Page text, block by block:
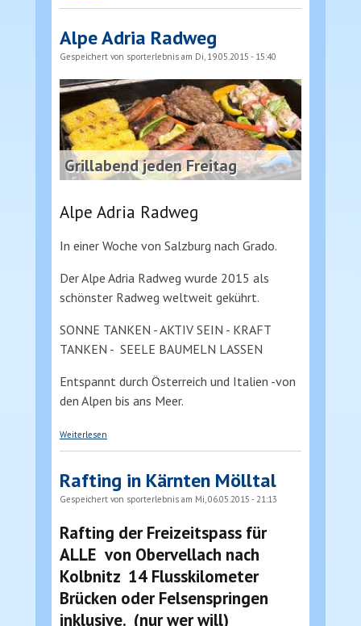
Alpe Adria Radweg
Gespeichert von sporterlebnis am Di, 19.05.2015 - 15:40
Grillabend jeden Freitag
Alpe Adria Radweg
In einer Woche von Salzburg nach Grado.
Der Alpe Adria Radweg wurde 2015 als
schönster Radweg weltweit gekührt.
SONNE TANKEN - AKTIV SEIN - KRAFT
TANKEN - SEELE BAUMELN LASSEN
Entspannt durch Österreich und Italien -von
den Alpen bis ans Meer.
Weiterlesen
Rafting in Kärnten Mölltal
Gespeichert von sporterlebnis am Mi, 06.05.2015 - 21:13
Rafting der Freizeitspass für
ALLE von Obervellach nach
Kolbnitz 14 Flusskilometer
Brücken oder Felsenspringen
inklusive. (nur wer will)